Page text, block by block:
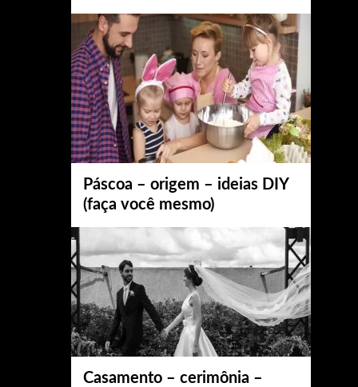
Páscoa – origem – ideias DIY
(faça você mesmo)
Casamento – cerimônia –